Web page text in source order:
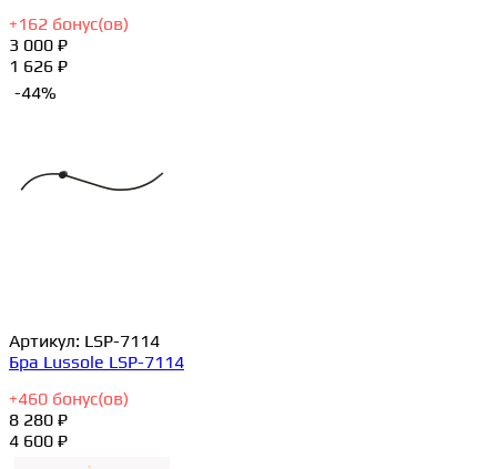
+162 бонус(ов)
3 000 ₽
1 626 ₽
-44%
Артикул: LSP-7114
Бра Lussole LSP-7114
+460 бонус(ов)
8 280 ₽
4 600 ₽